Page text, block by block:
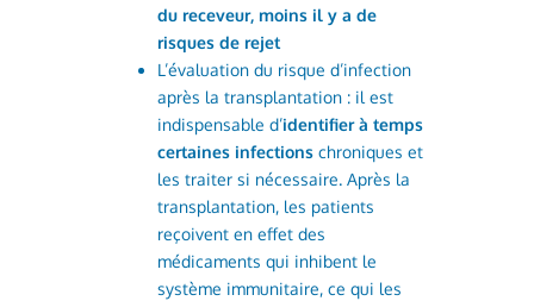
du receveur, moins il y a de
risques de rejet
L’évaluation du risque d’infection
après la transplantation : il est
indispensable d’identifier à temps
certaines infectionschroniques et
les traiter si nécessaire. Après la
transplantation, les patients
reçoivent en effet des
médicaments qui inhibent le
système immunitaire, ce qui les